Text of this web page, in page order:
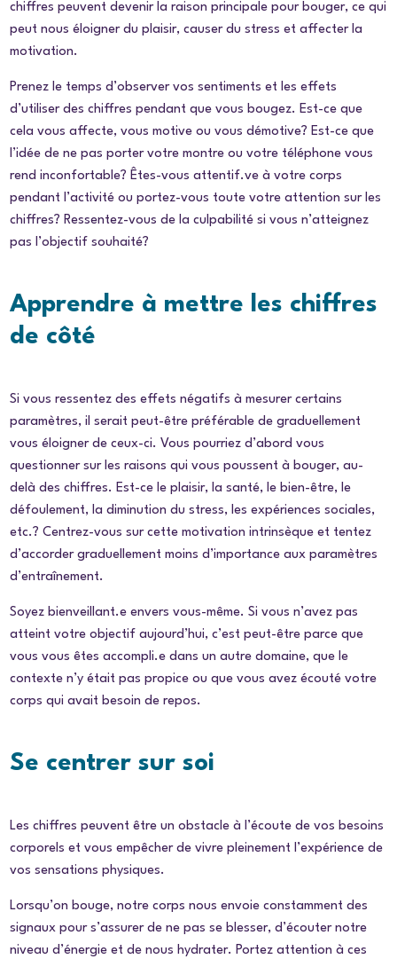
chiffres peuvent devenir la raison principale pour bouger, ce qui
peut nous éloigner du plaisir, causer du stress et affecter la
motivation.
Prenez le temps d’observer vos sentiments et les effets
d’utiliser des chiffres pendant que vous bougez. Est-ce que
cela vous affecte, vous motive ou vous démotive? Est-ce que
l’idée de ne pas porter votre montre ou votre téléphone vous
rend inconfortable? Êtes-vous attentif.ve à votre corps
pendant l’activité ou portez-vous toute votre attention sur les
chiffres? Ressentez-vous de la culpabilité si vous n’atteignez
pas l’objectif souhaité?
Apprendre à mettre les chiffres
de côté
Si vous ressentez des effets négatifs à mesurer certains
paramètres, il serait peut-être préférable de graduellement
vous éloigner de ceux-ci. Vous pourriez d’abord vous
questionner sur les raisons qui vous poussent à bouger, au-
delà des chiffres. Est-ce le plaisir, la santé, le bien-être, le
défoulement, la diminution du stress, les expériences sociales,
etc.? Centrez-vous sur cette motivation intrinsèque et tentez
d’accorder graduellement moins d’importance aux paramètres
d’entraînement.
Soyez bienveillant.e envers vous-même. Si vous n’avez pas
atteint votre objectif aujourd’hui, c’est peut-être parce que
vous vous êtes accompli.e dans un autre domaine, que le
contexte n’y était pas propice ou que vous avez écouté votre
corps qui avait besoin de repos.
Se centrer sur soi
Les chiffres peuvent être un obstacle à l’écoute de vos besoins
corporels et vous empêcher de vivre pleinement l’expérience de
vos sensations physiques.
Lorsqu’on bouge, notre corps nous envoie constamment des
signaux pour s’assurer de ne pas se blesser, d’écouter notre
niveau d’énergie et de nous hydrater. Portez attention à ces